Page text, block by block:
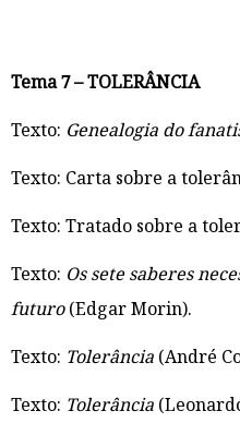
Tema 7 – TOLERÂNCIA
Texto: Genealogia do
Texto: Carta sobre a
Texto: Tratado sobre a
Texto: Os sete saberes
futuro(Edgar Morin).
Texto: Tolerância (André
Texto: Tolerância